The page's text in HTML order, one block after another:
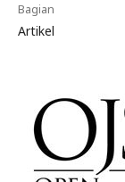
Bagian
Artikel